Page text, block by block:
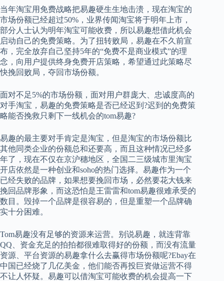
当年淘宝用免费战略把易趣硬生生地击溃，现在淘宝的
市场份额已经超过50%，业界传闻淘宝将于明年上市，
部分人士认为明年淘宝可能收费，所以易趣想借此机会
启动自己的免费策略。为了扭转败局，易趣在不久前宣
布，完全放弃自己坚持5年的“免费不是商业模式”的理
念，向用户提供终身免费开店策略，希望通过此策略尽
快挽回败局，夺回市场份额。
面对不足5%的市场份额，面对用户群庞大、忠诚度高的
对手淘宝，易趣的免费策略是否已经迟到?迟到的免费策
略能否挽救只剩下一线机会的tom易趣?
易趣的最主要对手肯定是淘宝，但是淘宝的市场份额比
其他同类企业的份额总和还要高，而且这种情况已经多
年了，现在不仅在京沪穗地区，全国二三级城市里淘宝
开店依然是一种创业和soho的热门选择。易趣作为一个
已经失败的品牌，如果想要挽回市场，必然要花大钱来
挽回品牌形象，而这恐怕是王雷雷和tom易趣很难承受的
数目。毁掉一个品牌是很容易的，但是重塑一个品牌确
实十分困难。
Tom易趣没有足够的资源来运营。别说易趣，就连背靠
QQ、资金充足的拍拍都很难取得好的份额，而没有流量
资源、平台资源的易趣拿什么去赢得市场份额呢?Ebay在
中国已经烧了几亿美金，他们能否再投巨资做运营不得
不让人怀疑。易趣可以借淘宝可能收费的机会提高一下